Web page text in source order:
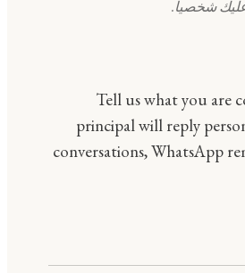
عليك شخصياً.
Tell us what you are
principal will reply
conversations, WhatsApp